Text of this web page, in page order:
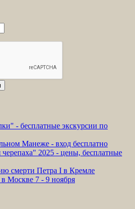
- бесплатные экскурсии по
Манеже - вход бесплатно
черепаха" 2025 - цены, бесплатные
смерти Петра I в Кремле
Москве 7 - 9 ноября